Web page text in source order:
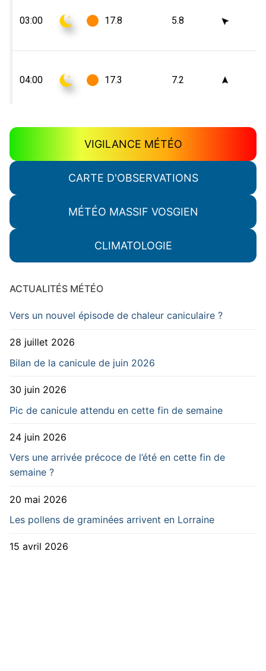
VIGILANCE MÉTÉO
CARTE D'OBSERVATIONS
MÉTÉO MASSIF VOSGIEN
CLIMATOLOGIE
ACTUALITÉS MÉTÉO
Vers un nouvel épisode de chaleur caniculaire ?
28 juillet 2026
Bilan de la canicule de juin 2026
30 juin 2026
Pic de canicule attendu en cette fin de semaine
24 juin 2026
Vers une arrivée précoce de l’été en cette fin de
semaine ?
20 mai 2026
Les pollens de graminées arrivent en Lorraine
15 avril 2026